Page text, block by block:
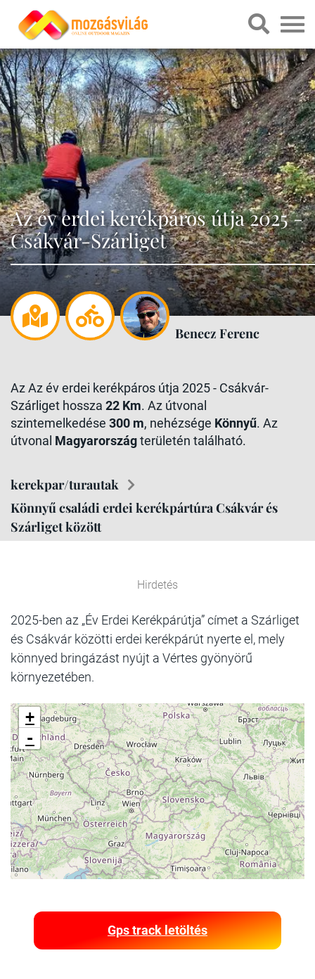
Az év erdei kerékpáros útja 2025 -
Csákvár-Szárliget
Benecz Ferenc
Az Az év erdei kerékpáros útja 2025 - Csákvár-
Szárliget hossza 22 Km. Az útvonal
szintemelkedése 300 m, nehézsége Könnyű. Az
útvonal Magyarországterületén található.
kerekpar/turautak
Könnyű családi erdei kerékpártúra Csákvár és
Szárliget között
Hirdetés
2025-ben az „Év Erdei Kerékpárútja” címet a Szárliget
és Csákvár közötti erdei kerékpárút nyerte el, mely
könnyed bringázást nyújt a Vértes gyönyörű
környezetében.
+
-
Gps track letöltés